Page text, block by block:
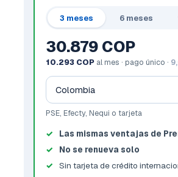
3 meses 6 meses
30.879 COP
10.293 COP al mes · pago único ·
PSE, Efecty, Nequi o tarjeta
Las mismas ventajas de
No se renueva solo
Sin tarjeta de crédito